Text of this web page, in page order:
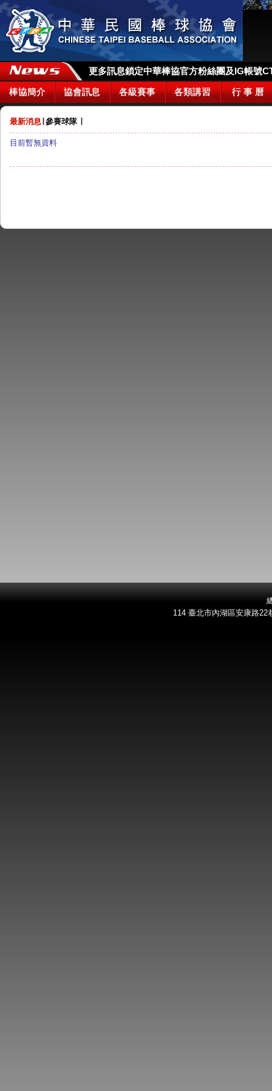
更多訊息鎖定中華棒協官方粉絲團及IG帳號
棒協簡介 協會訊息 各級賽事 各類講習 行 事 曆
最新消息 參賽球隊∣
目前暫無資料
114 臺北市內湖區安康路22